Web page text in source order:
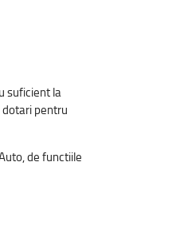
suficient la
pentru
de functiile